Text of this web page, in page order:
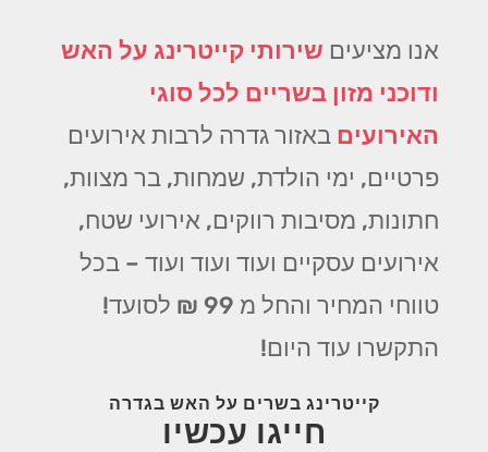
אנו מציעים שירותי קייטרינג על האש
ודוכני מזון בשריים לכל סוגי
האירועים באזור גדרה לרבות אירועים
פרטיים, ימי הולדת, שמחות, בר מצוות,
חתונות, מסיבות רווקים, אירועי שטח,
אירועים עסקיים ועוד ועוד ועוד – בכל
טווחי המחיר והחל מ 99 ₪ לסועד!
התקשרו עוד היום!
קייטרינג בשרים על האש בגדרה
חייגו עכשיו